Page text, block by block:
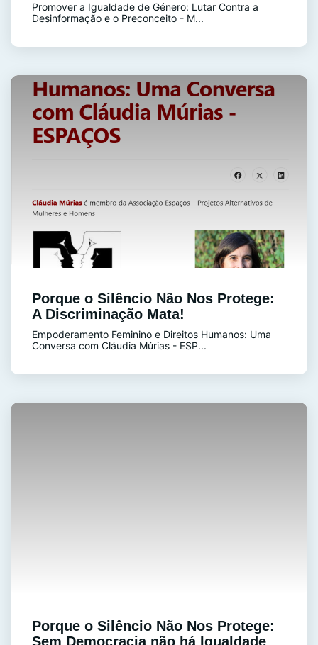
Promover a Igualdade de Género: Lutar Contra a
Desinformação e o Preconceito - M...
Porque o Silêncio Não Nos Protege:
A Discriminação Mata!
Empoderamento Feminino e Direitos Humanos: Uma
Conversa com Cláudia Múrias - ESP...
Porque o Silêncio Não Nos Protege:
Sem Democracia não há Igualdade